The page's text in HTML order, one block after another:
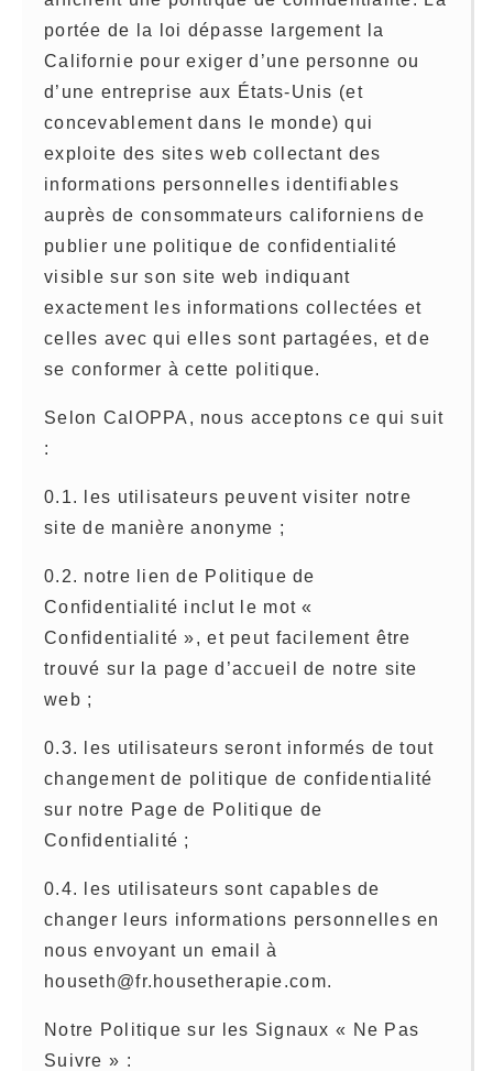
portée de la loi dépasse largement la
Californie pour exiger d’une personne ou
d’une entreprise aux États-Unis (et
concevablement dans le monde) qui
exploite des sites web collectant des
informations personnelles identifiables
auprès de consommateurs californiens de
publier une politique de confidentialité
visible sur son site web indiquant
exactement les informations collectées et
celles avec qui elles sont partagées, et de
se conformer à cette politique.
Selon CalOPPA, nous acceptons ce qui suit
:
0.1. les utilisateurs peuvent visiter notre
site de manière anonyme ;
0.2. notre lien de Politique de
Confidentialité inclut le mot «
Confidentialité », et peut facilement être
trouvé sur la page d’accueil de notre site
web ;
0.3. les utilisateurs seront informés de tout
changement de politique de confidentialité
sur notre Page de Politique de
Confidentialité ;
0.4. les utilisateurs sont capables de
changer leurs informations personnelles en
nous envoyant un email à
houseth@fr.housetherapie.com.
Notre Politique sur les Signaux « Ne Pas
Suivre » :